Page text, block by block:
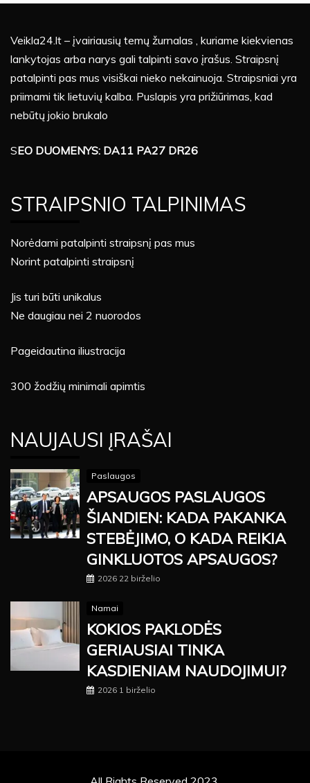
Veikla24.lt – įvairiausių temų žurnalas , kuriame kiekvienas
lankytojas arba narys gali talpinti savo įrašus. Straipsnį
patalpinti pas mus visiškai nieko nekainuoja. Straipsniai yra
priimami tik lietuvių kalba. Puslapis yra prižiūrimas, kad
nebūtų jokio brukalo
SEO DUOMENYS: DA11 PA27 DR26
STRAIPSNIO TALPINIMAS
Norėdami patalpinti straipsnį pas mus
Norint patalpinti straipsnį
Jis turi būti unikalus
Ne daugiau nei 2 nuorodos
Pageidautina iliustracija
300 žodžių minimali apimtis
NAUJAUSI ĮRAŠAI
Paslaugos
APSAUGOS PASLAUGOS
ŠIANDIEN: KADA PAKANKA
STEBĖJIMO, O KADA REIKIA
GINKLUOTOS APSAUGOS?
2026 22 birželio
Namai
KOKIOS PAKLODĖS
GERIAUSIAI TINKA
KASDIENIAM NAUDOJIMUI?
2026 1 birželio